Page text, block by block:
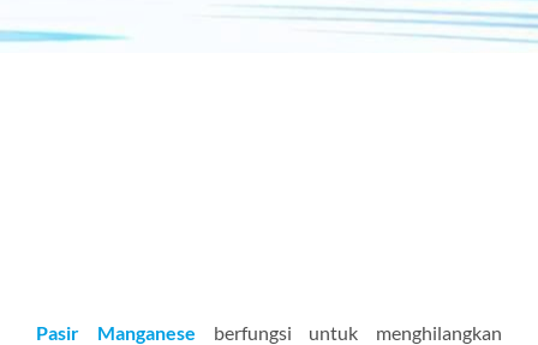
Pasir Manganese berfungsi untuk menghilangkan